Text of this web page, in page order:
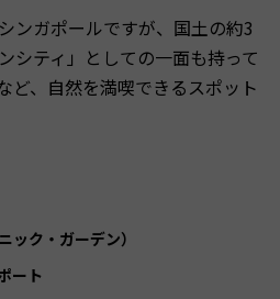
ンガポールですが、国土の約3
シティ」としての一面も持って
ど、自然を満喫できるスポット
ック・ガーデン）
ート